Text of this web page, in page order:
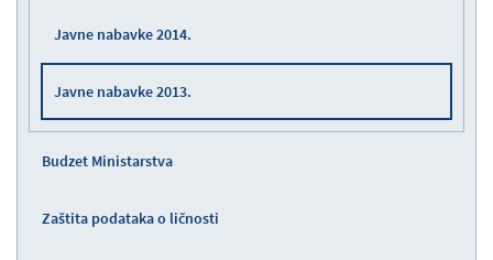
Javne nabavke 2014.
Javne nabavke 2013.
Budzet Ministarstva
Zaštita podataka o ličnosti